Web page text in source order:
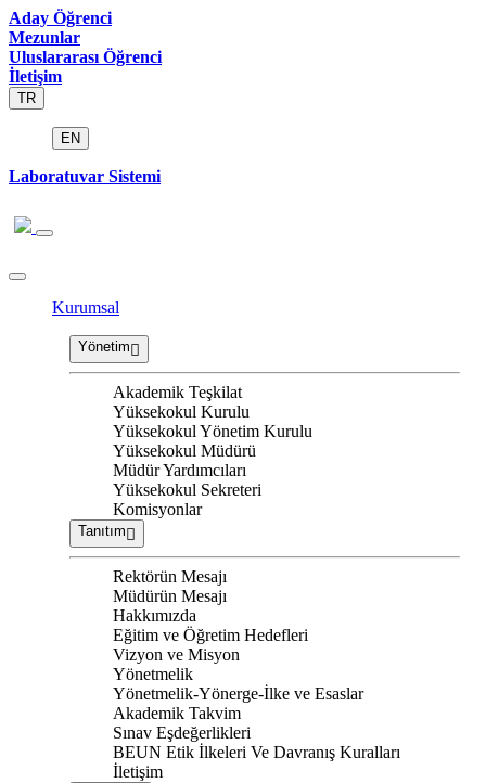
Aday Öğrenci
Mezunlar
Uluslararası Öğrenci
İletişim
TR
EN
Laboratuvar Sistemi
Kurumsal
Yönetim
Akademik Teşkilat
Yüksekokul Kurulu
Yüksekokul Yönetim Kurulu
Yüksekokul Müdürü
Müdür Yardımcıları
Yüksekokul Sekreteri
Komisyonlar
Tanıtım
Rektörün Mesajı
Müdürün Mesajı
Hakkımızda
Eğitim ve Öğretim Hedefleri
Vizyon ve Misyon
Yönetmelik
Yönetmelik-Yönerge-İlke ve Esaslar
Akademik Takvim
Sınav Eşdeğerlikleri
BEUN Etik İlkeleri Ve Davranış Kuralları
İletişim